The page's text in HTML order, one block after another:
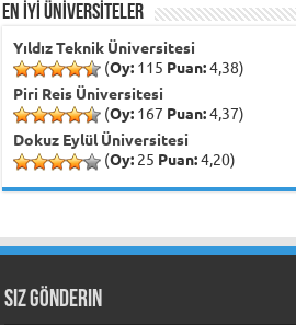
EN İYİ ÜNİVERSİTELER
Yıldız Teknik Üniversitesi
(Oy: 115 Puan:4,38)
Piri Reis Üniversitesi
(Oy: 167 Puan:4,37)
Dokuz Eylül Üniversitesi
(Oy: 25 Puan:4,20)
Siz Gönderin